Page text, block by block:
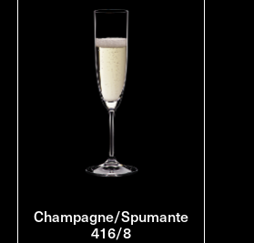
Champagne/Spumante
416/8